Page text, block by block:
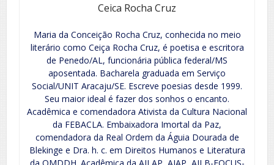
Ceica Rocha Cruz
Maria da Conceição Rocha Cruz, conhecida no meio
literário como Ceiça Rocha Cruz, é poetisa e escritora
de Penedo/AL, funcionária pública federal/MS
aposentada. Bacharela graduada em Serviço
Social/UNIT Aracaju/SE. Escreve poesias desde 1999.
Seu maior ideal é fazer dos sonhos o encanto.
Acadêmica e comendadora Ativista da Cultura Nacional
da FEBACLA. Embaixadora Imortal da Paz,
comendadora da Real Ordem da Águia Dourada de
Blekinge e Dra. h. c. em Direitos Humanos e Literatura
da OMDDH. Acadêmica da AILAP, AIAP, AILB-FOCUS-